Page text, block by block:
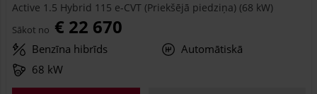
Active 1.5 Hybrid 115 e-CVT (Priekšējā piedziņa) (68 kW)
Sākot no € 22 670
Benzīna hibrīds
Automātiskā
68 kW